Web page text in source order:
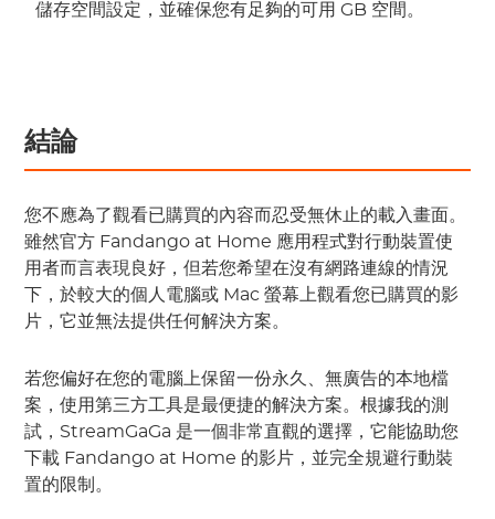
儲存空間設定，並確保您有足夠的可用 GB 空間。
結論
您不應為了觀看已購買的內容而忍受無休止的載入畫面。
雖然官方 Fandango at Home 應用程式對行動裝置使
用者而言表現良好，但若您希望在沒有網路連線的情況
下，於較大的個人電腦或 Mac 螢幕上觀看您已購買的影
片，它並無法提供任何解決方案。
若您偏好在您的電腦上保留一份永久、無廣告的本地檔
案，使用第三方工具是最便捷的解決方案。根據我的測
試，StreamGaGa 是一個非常直觀的選擇，它能協助您
下載 Fandango at Home 的影片，並完全規避行動裝
置的限制。